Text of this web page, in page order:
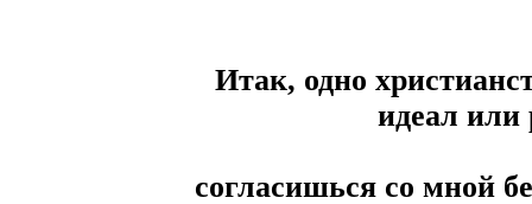
Итак, одно
идеал или
согласишься со мной